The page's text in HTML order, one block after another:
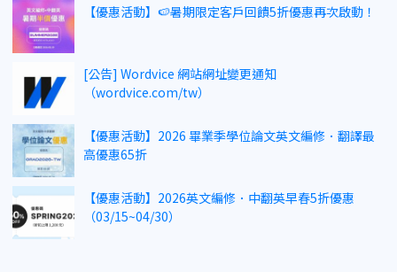
【優惠活動】🍉暑期限定客戶回饋5折優惠再次啟動！
[公告] Wordvice 網站網址變更通知
（wordvice.com/tw）
【優惠活動】2026 畢業季學位論文英文編修．翻譯最
高優惠65折
【優惠活動】2026英文編修．中翻英早春5折優惠
（03/15~04/30）